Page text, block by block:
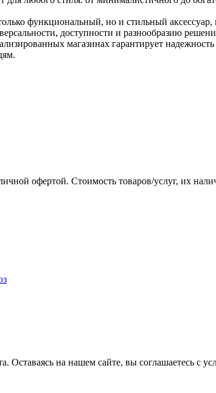
функциональный, но и стильный аксессуар,
доступности и разнообразию
магазинах гарантирует
офертой. Стоимость товаров/услуг, их
на нашем сайте, вы соглашаетесь с